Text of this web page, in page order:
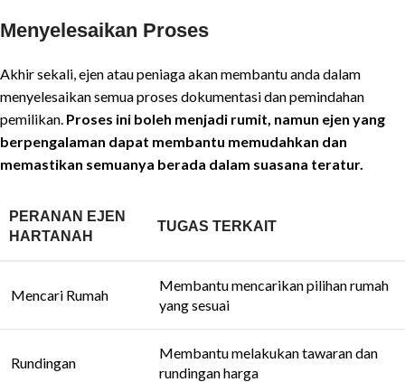
Menyelesaikan Proses
Akhir sekali, ejen atau peniaga akan membantu anda dalam
menyelesaikan semua proses dokumentasi dan pemindahan
pemilikan. Proses ini boleh menjadi rumit, namun ejen yang
berpengalaman dapat membantu memudahkan dan
memastikan semuanya berada dalam suasana teratur.
PERANAN EJEN
HARTANAH
TUGAS TERKAIT
Mencari Rumah
Membantu mencarikan pilihan rumah
yang sesuai
Rundingan
Membantu melakukan tawaran dan
rundingan harga